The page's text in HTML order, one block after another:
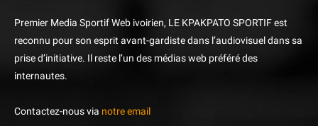
Premier Media Sportif Web ivoirien, LE KPAKPATO SPORTIF est
reconnu pour son esprit avant-gardiste dans l’audiovisuel dans sa
prise d’initiative. Il reste l’un des médias web préféré des
internautes.
Contactez-nous via notre email